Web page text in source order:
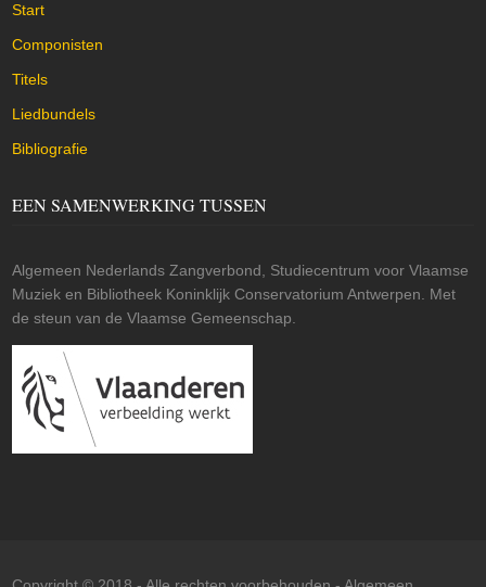
Start
Componisten
Titels
Liedbundels
Bibliografie
EEN SAMENWERKING TUSSEN
Algemeen Nederlands Zangverbond, Studiecentrum voor Vlaamse
Muziek en Bibliotheek Koninklijk Conservatorium Antwerpen. Met
de steun van de Vlaamse Gemeenschap.